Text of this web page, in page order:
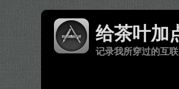
给茶叶加
记录我所穿过的互